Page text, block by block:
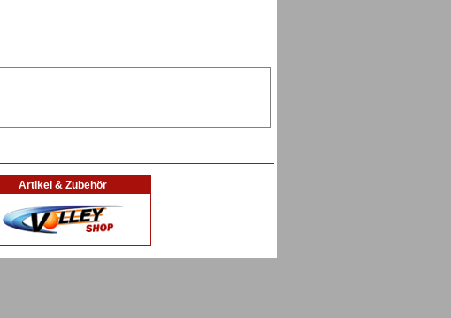
Artikel & Zubehör